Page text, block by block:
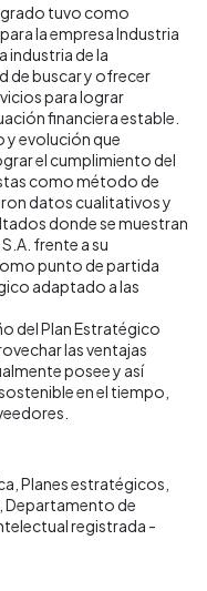
grado tuvo como
la empresa Industria
industria de la
de buscar y ofrecer
para lograr
financiera estable.
y evolución que
el cumplimiento del
como método de
datos cualitativos y
donde se muestran
frente a su
punto de partida
adaptado a las
del Plan Estratégico
las ventajas
posee y así
en el tiempo,
Planes estratégicos
Departamento de
registrada -